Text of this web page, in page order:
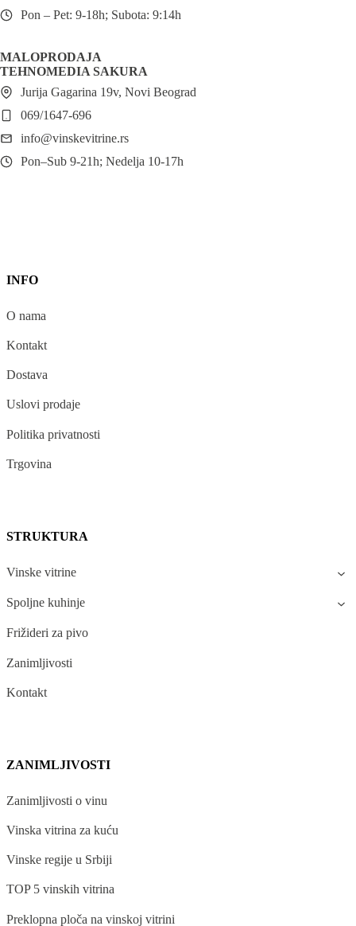
Pon – Pet: 9-18h; Subota: 9:14h
MALOPRODAJA
TEHNOMEDIA SAKURA
Jurija Gagarina 19v, Novi Beograd
069/1647-696
info@vinskevitrine.rs
Pon–Sub 9-21h; Nedelja 10-17h
INFO
O nama
Kontakt
Dostava
Uslovi prodaje
Politika privatnosti
Trgovina
STRUKTURA
Vinske vitrine
Spoljne kuhinje
Frižideri za pivo
Zanimljivosti
Kontakt
ZANIMLJIVOSTI
Zanimljivosti o vinu
Vinska vitrina za kuću
Vinske regije u Srbiji
TOP 5 vinskih vitrina
Preklopna ploča na vinskoj vitrini